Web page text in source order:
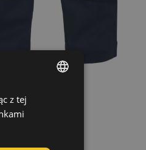
ENGLISH
CZECH
z tej